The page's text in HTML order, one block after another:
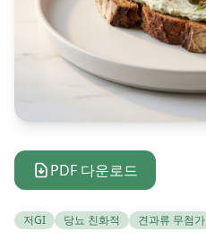
PDF 다운로드
저GI 당뇨 친화적 견과류 무첨가